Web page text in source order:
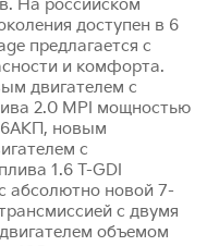
На российском
доступен в 6
предлагается с
и комфорта.
двигателем с
2.0 MPI мощностью
6АКП, новым
с
1.6 T-GDI
абсолютно новой 7-
с двумя
объемом